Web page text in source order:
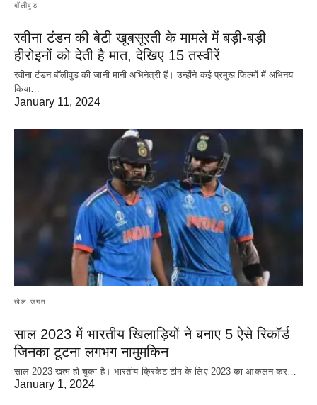
बॉलीवुड
रवीना टंडन की बेटी खूबसूरती के मामले में बड़ी-बड़ी
हीरोइनों को देती है मात, देखिए 15 तस्वीरें
रवीना टंडन बॉलीवुड की जानी मानी अभिनेत्री हैं। उन्होंने कई प्रमुख फिल्मों में अभिनय
किया…
January 11, 2024
खेल जगत
साल 2023 में भारतीय खिलाड़ियों ने बनाए 5 ऐसे रिकॉर्ड
जिनका टूटना लगभग नामुमकिन
साल 2023 खत्म हो चुका है। भारतीय क्रिकेट‌ टीम के लिए 2023 का आकलन कर…
January 1, 2024